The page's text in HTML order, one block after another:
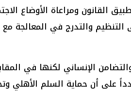
القانون ومراعاة الأوضاع
التنظيم والتدرج في
الإنساني لكنها في
على أن حماية السلم الأهلي